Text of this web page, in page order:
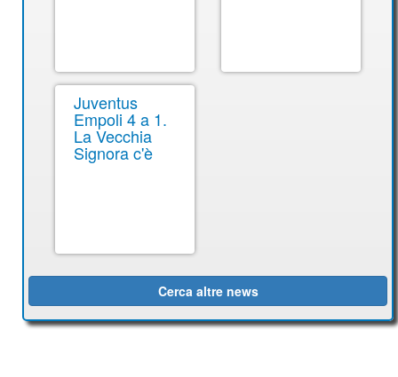
Juventus
Empoli 4 a 1.
La Vecchia
Signora c'è
Cerca altre news